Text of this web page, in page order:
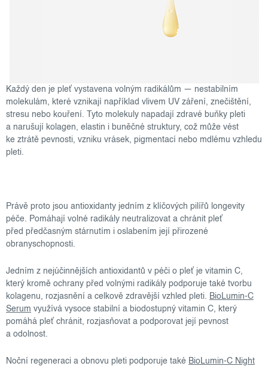
Každý den je pleť vystavena volným radikálům — nestabilním
molekulám, které vznikají například vlivem UV záření, znečištění,
stresu nebo kouření. Tyto molekuly napadají zdravé buňky pleti
a narušují kolagen, elastin i buněčné struktury, což může vést
ke ztrátě pevnosti, vzniku vrásek, pigmentací nebo mdlému vzhledu
pleti.
Právě proto jsou antioxidanty jedním z klíčových pilířů longevity
péče. Pomáhají volné radikály neutralizovat a chránit pleť
před předčasným stárnutím i oslabením její přirozené
obranyschopnosti.
Jedním z nejúčinnějších antioxidantů v péči o pleť je vitamin C,
který kromě ochrany před volnými radikály podporuje také tvorbu
kolagenu, rozjasnění a celkově zdravější vzhled pleti. BioLumin-C
Serum využívá vysoce stabilní a biodostupný vitamin C, který
pomáhá pleť chránit, rozjasňovat a podporovat její pevnost
a odolnost.
Noční regeneraci a obnovu pleti podporuje také BioLumin-C Night